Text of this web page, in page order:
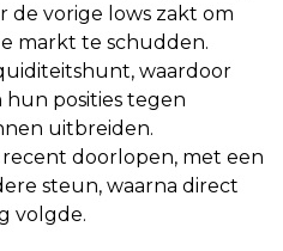
de vorige lows zakt om
markt te schudden.
waardoor
posities tegen
uitbreiden.
recent doorlopen, met een
steun, waarna direct
volgde.